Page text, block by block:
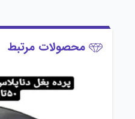
محصولات مرتبط